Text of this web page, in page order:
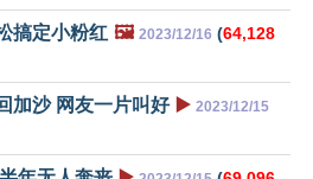
搞定小粉红 🖼️ 2023/12/16 (64,128
加沙 网友一片叫好 ▶️ 2023/12/15